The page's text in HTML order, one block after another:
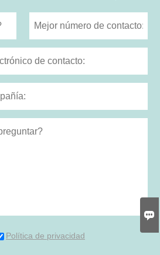
Política de privacidad
